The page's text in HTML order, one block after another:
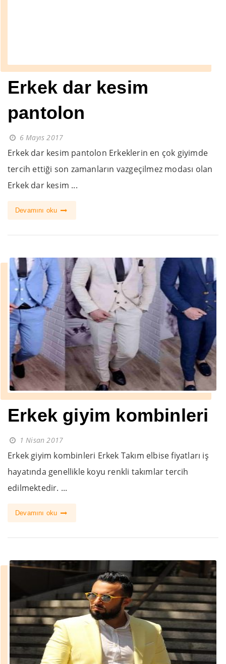
Erkek dar kesim
pantolon
6 Mayıs 2017
Erkek dar kesim pantolon Erkeklerin en çok giyimde
tercih ettiği son zamanların vazgeçilmez modası olan
Erkek dar kesim ...
Devamını oku
Erkek giyim kombinleri
1 Nisan 2017
Erkek giyim kombinleri Erkek Takım elbise fiyatları iş
hayatında genellikle koyu renkli takımlar tercih
edilmektedir. ...
Devamını oku